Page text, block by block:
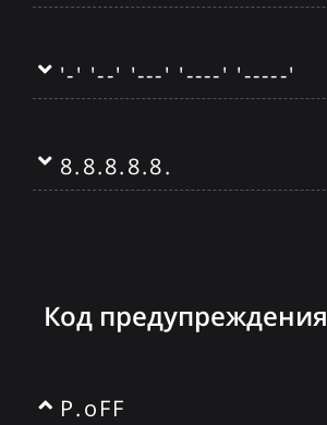
'-' '--' '-​​​​--' '----' '-----'
8.8.8.8.8.
Код предупреждения
P.oFF